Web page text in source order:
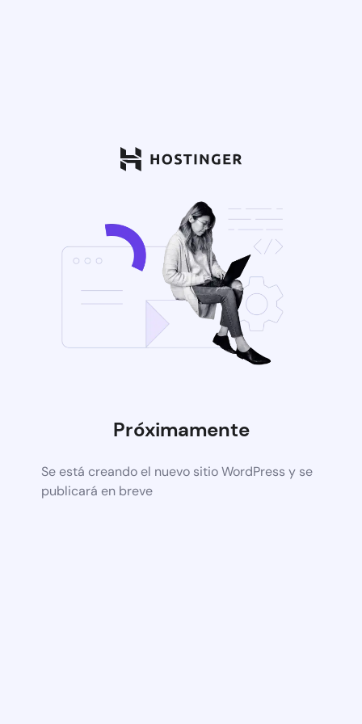
Próximamente
Se está creando el nuevo sitio WordPress y se
publicará en breve